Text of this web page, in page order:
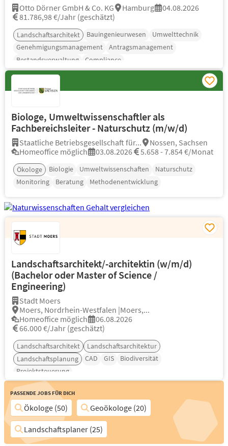
Otto Dörner GmbH & Co. KG Hamburg
04.08.2026
81.786,98 €/Jahr (geschätzt)
Landschaftsarchitekt Bauingenieurwesen
Umwelttechnik
Genehmigungsmanagement
Antragsmanagement
Bestandsverwaltung
Compliance
Biologe, Umweltwissenschaftler als
Fachbereichsleiter - Naturschutz (m/w/d)
Staatliche Betriebsgesellschaft für...
Nossen, Sachsen
Homeoffice möglich
03.08.2026 5.658 - 7.854 €/Monat
Ökologe Biologie Umweltwissenschaften
Naturschutz
Monitoring
Beratung Methodenentwicklung
Landschaftsarchitekt/-architektin (w/m/d)
(Bachelor oder Master of Science /
Engineering)
Stadt Moers
Moers, Nordrhein-Westfalen |Moers,...
Homeoffice möglich
06.08.2026
66.000 €/Jahr (geschätzt)
Landschaftsarchitekt
Landschaftsarchitektur
Landschaftsplanung
CAD GIS
Biodiversität
Projektsteuerung
Passende Jobs für Dich
Ökologe (50)
Geoökologe (20)
Landschaftsplaner (25)